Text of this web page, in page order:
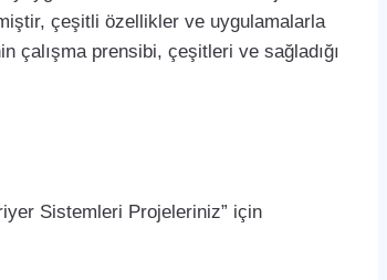
çeşitli özellikler ve uygulamalarla
çalışma prensibi, çeşitleri ve sağladığı
Sistemleri Projeleriniz” için